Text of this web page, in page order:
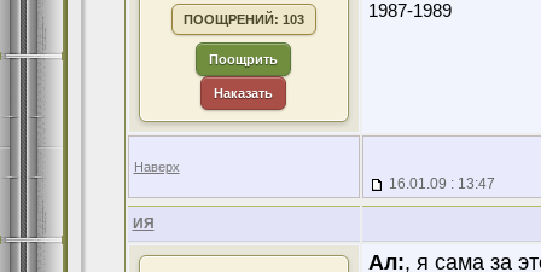
ПООЩРЕНИЙ: 103
Поощрить
Наказать
1987-1989
Наверх
16.01.09 : 13:47
ИЯ
Ал:, я сама за